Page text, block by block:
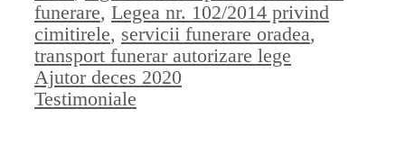
funerare, Legea nr. 102/2014 privind
cimitirele, servicii funerare oradea,
transport funerar autorizare lege
Ajutor deces 2020
Testimoniale